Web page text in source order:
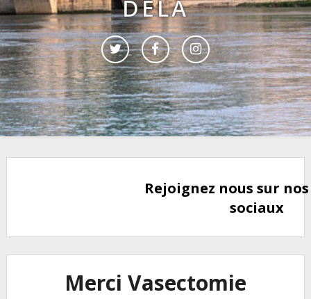
DELÀ
Rejoignez nous sur
sociaux
Merci Vasectomie